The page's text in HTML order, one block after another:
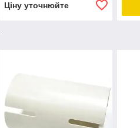
Ціну уточнюйте